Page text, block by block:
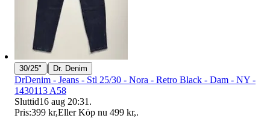
30/25" | Dr. Denim
DrDenim - Jeans - Stl 25/30 - Nora - Retro Black - Dam - NY -
1430113 A58
Sluttid16 aug 20:31 .
Pris:399 kr,Eller Köp nu 499 kr,.